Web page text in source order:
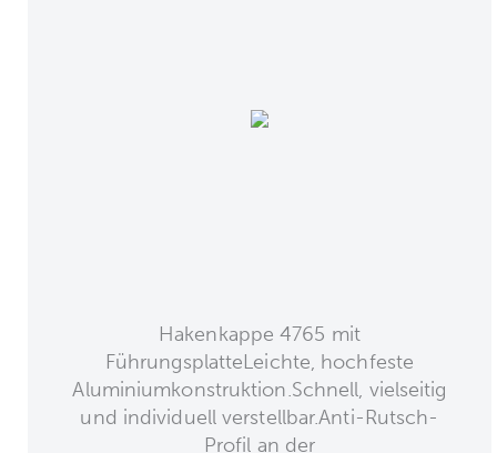
Hakenkappe 4765 mit
FührungsplatteLeichte, hochfeste
Aluminiumkonstruktion.Schnell, vielseitig
und individuell verstellbar.Anti-Rutsch-
Profil an der